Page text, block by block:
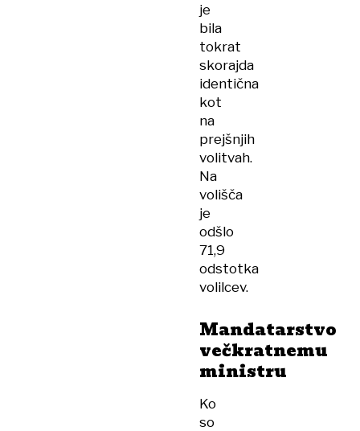
je
bila
tokrat
skorajda
identična
kot
na
prejšnjih
volitvah.
Na
volišča
je
odšlo
71,9
odstotka
volilcev.
Mandatarstvo
večkratnemu
ministru
Ko
so